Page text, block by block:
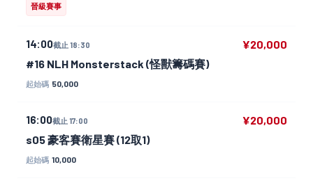
晉級賽事
14:00截止 18:30
#16 NLH Monsterstack (怪獸籌碼賽)
起始碼 50,000
¥20,000
16:00截止 17:00
s05 豪客賽衛星賽 (12取1)
起始碼 10,000
¥20,000